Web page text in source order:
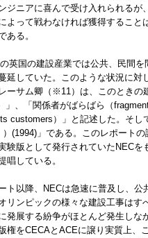
ジニアに喜んで受け入れられる
よって戦わなければ獲得するこ
ある。
英国の建設産業では公共、民間
延していた。このような状況に
ーサム卿（※11）は、このとき
」、「関係者がばらばら（
customers）」と記述した。そ
(1994)」である。このレポート
験版として発行されていたNEC
唱している。
ト以降、NECは急速に普及し、
リンピックの様々な建設工事は
発展する紛争がほとんど発生し
権をCECAとACEに譲り実質上、